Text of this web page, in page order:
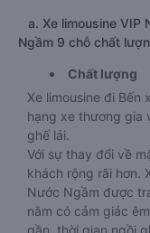
a. Xe limousine VIP
Ngầm 9 chỗ chất
Chất lượng
Xe limousine đi
hạng xe thương gia
ghế lái.
Với sự thay đổi về
khách rộng rãi hơn.
Nước Ngầm được
nằm có cảm giác
gần, thời gian ngồi